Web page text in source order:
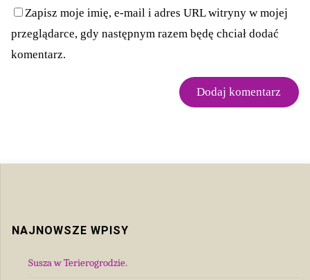
Zapisz moje imię, e-mail i adres URL witryny w mojej
przeglądarce, gdy następnym razem będę chciał dodać
komentarz.
NAJNOWSZE WPISY
Susza w Terierogrodzie.